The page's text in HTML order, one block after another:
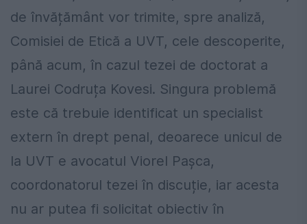
de învățământ vor trimite, spre analiză,
Comisiei de Etică a UVT, cele descoperite,
până acum, în cazul tezei de doctorat a
Laurei Codruța Kovesi. Singura problemă
este că trebuie identificat un specialist
extern în drept penal, deoarece unicul de
la UVT e avocatul Viorel Pașca,
coordonatorul tezei în discuție, iar acesta
nu ar putea fi solicitat obiectiv în